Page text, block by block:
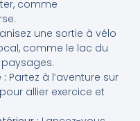
comme
une sortie à vélo
comme le lac du
: Partez à l’aventure sur
allier exercice et